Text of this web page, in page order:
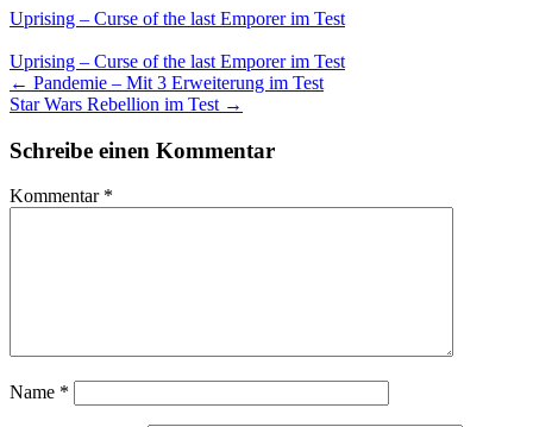
Uprising – Curse of the last Emporer im Test
Uprising – Curse of the last Emporer im Test
← Pandemie – Mit 3 Erweiterung im Test
Star Wars Rebellion im Test →
Schreibe einen Kommentar
Kommentar *
Name *